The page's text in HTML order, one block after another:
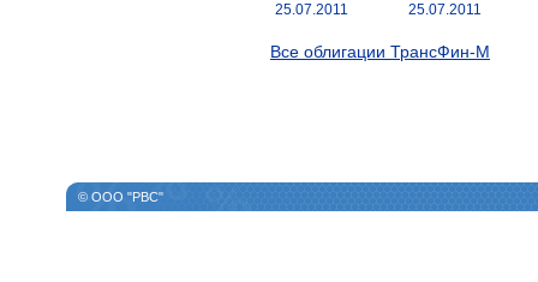
25.07.2011
25.07.2011
Все облигации ТрансФин-М
© ООО "РВС"